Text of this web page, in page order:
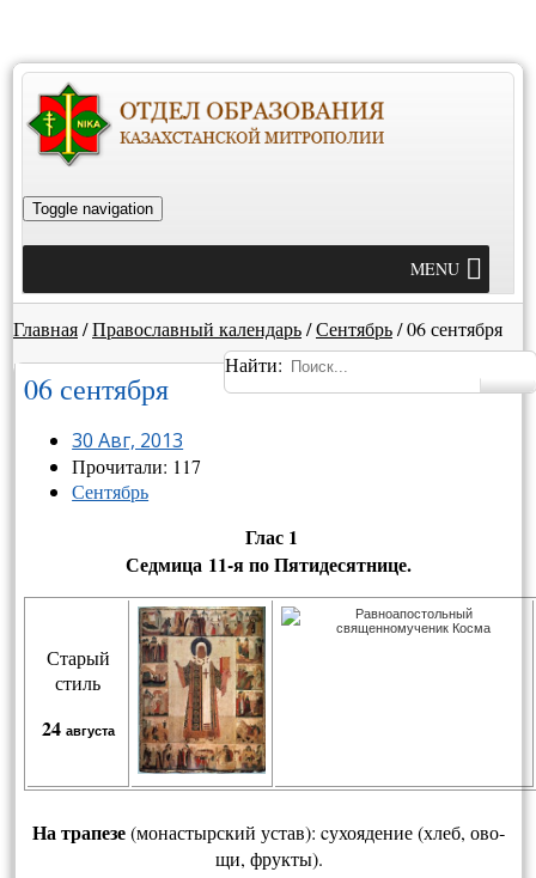
Toggle navigation
MENU
Главная/Православный календарь/Сентябрь/06 сентября
Найти:
06 сентября
30 Авг, 2013
Прочитали: 117
Сентябрь
Глас 1
Седмица 11-я по Пятидесятнице.
Старый
стиль
24 августа
На тра­пе­зе(монас­тырс­кий ус­тав): cу­хо­яде­ние (хлеб, ово­
щи, фрук­ты).